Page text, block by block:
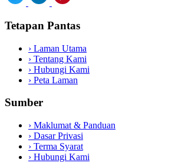
Tetapan Pantas
› Laman Utama
› Tentang Kami
› Hubungi Kami
› Peta Laman
Sumber
› Maklumat & Panduan
› Dasar Privasi
› Terma Syarat
› Hubungi Kami